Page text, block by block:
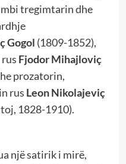
tregimtarin dhe
Gogol (1809-1852),
Fjodor Mihajloviç
prozatorin,
rus Leon Nikolajeviç
1828-1910).
një satirik i mirë,